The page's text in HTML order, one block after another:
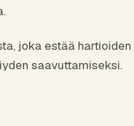
joka estää hartioiden
saavuttamiseksi.